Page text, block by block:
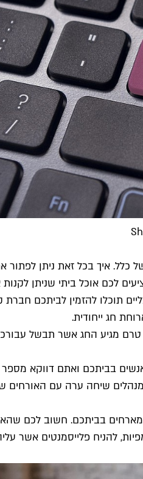
כלל. איך בכל זאת ניתן
לכם אוכל ביתי שניתן
תוכלו להזמין לביתכם
חג ייחודית.
מגיע החג אשר תבשל
בביתכם ואתם דווקא
ומנהלים שיחה ערה עם
בביתכם. חשוב לכם
להניח פלייסמנטים אשר